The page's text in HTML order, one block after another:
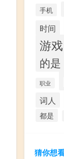
手机
时间
游戏
的是
职业
词人
都是
猜你想